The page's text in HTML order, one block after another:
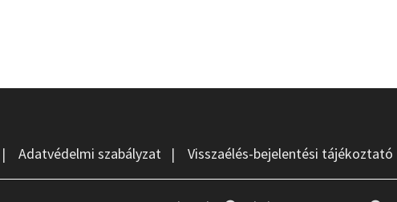
|Adatvédelmi szabályzat |Visszaélés-bejelentési tájékoztató